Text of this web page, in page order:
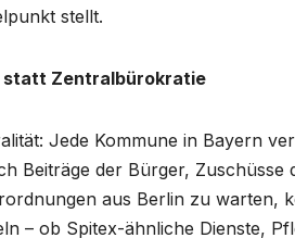
stellt.
statt Zentralbürokratie
Jede Kommune in Bayern
Beiträge der Bürger, Zuschüsse
aus Berlin zu warten,
– ob Spitex-ähnliche Dienste,